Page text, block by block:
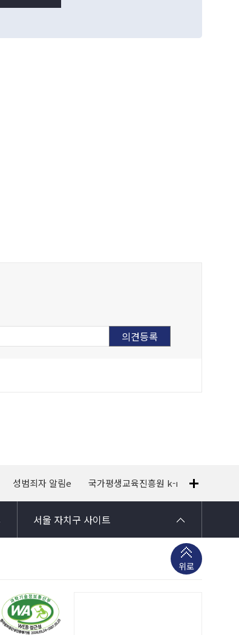
성범죄자 알림e 국가평생교육진흥원 k-mooc
서울 자치구 사이트
위로